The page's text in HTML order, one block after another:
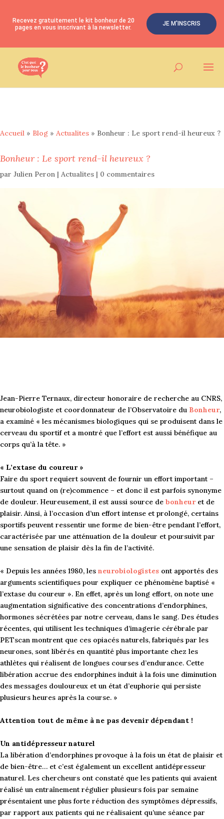
Accueil » Blog » Actualites » Bonheur : Le sport rend-il heureux ?
Bonheur : Le sport rend-il heureux ?
par Julien Peron | Actualites | 0 commentaires
Jean-Pierre Ternaux, directeur honoraire de recherche au CNRS,
neurobiologiste et coordonnateur de l’Observatoire du Bonheur,
a examiné « les mécanismes biologiques qui se produisent dans le
cerveau du sportif et a montré que l’effort est aussi bénéfique au
corps qu’à la tête. »
« L’extase du coureur »
Faire du sport requiert souvent de fournir un effort important –
surtout quand on (re)commence – et donc il est parfois synonyme
de douleur. Heureusement, il est aussi source de bonheuret de
plaisir. Ainsi, à l’occasion d’un effort intense et prolongé, certains
sportifs peuvent ressentir une forme de bien-être pendant l’effort,
caractérisée par une atténuation de la douleur et poursuivit par
une sensation de plaisir dès la fin de l’activité.
« Depuis les années 1980, les neurobiologistes ont apportés des
arguments scientifiques pour expliquer ce phénomène baptisé «
l’extase du coureur ». En effet, après un long effort, on note une
augmentation significative des concentrations d’endorphines,
hormones sécrétées par notre cerveau, dans le sang. Des études
récentes, qui utilisent les techniques d’imagerie cérébrale par
PETscan montrent que ces opiacés naturels, fabriqués par les
neurones, sont libérés en quantité plus importante chez les
athlètes qui réalisent de longues courses d’endurance. Cette
libération accrue des endorphines induit à la fois une diminution
des messages douloureux et un état d’euphorie qui persiste
plusieurs heures après la course. »
Attention tout de même à ne pas devenir dépendant !
Un antidépresseur naturel
La libération d’endorphines provoque à la fois un état de plaisir et
de bien-être… et c’est également un excellent antidépresseur
naturel. Les chercheurs ont constaté que les patients qui avaient
réalisé un entraînement régulier plusieurs fois par semaine
présentaient une plus forte réduction des symptômes dépressifs,
par rapport aux patients qui ne réalisaient qu’une séance par
Recevez gratuitement le kit bonheur de 20
pages en vous inscrivant à la newsletter.
JE M'INSCRIS